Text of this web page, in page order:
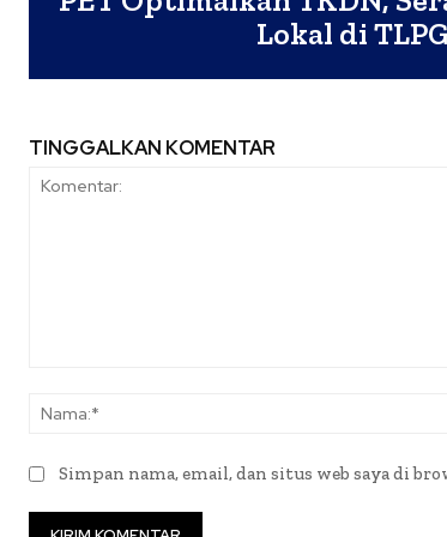
Lokal di
TINGGALKAN KOMENTAR
Simpan nama, email, dan situs web saya di